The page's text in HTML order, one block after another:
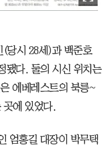
(당시 28세)과 백준호
됐다. 둘의 시신 위치는
에베레스트의 북릉~
곳에 있었다.
엄홍길 대장이 박무택